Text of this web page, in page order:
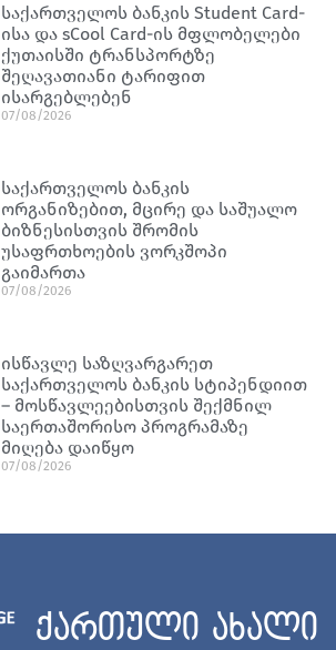
საქართველოს ბანკის Student Card-
ისა და sCool Card-ის მფლობელები
ქუთაისში ტრანსპორტზე
შეღავათიანი ტარიფით
ისარგებლებენ
07/08/2026
საქართველოს ბანკის
ორგანიზებით, მცირე და საშუალო
ბიზნესისთვის შრომის
უსაფრთხოების ვორკშოპი
გაიმართა
07/08/2026
ისწავლე საზღვარგარეთ
საქართველოს ბანკის სტიპენდიით
– მოსწავლეებისთვის შექმნილ
საერთაშორისო პროგრამაზე
მიღება დაიწყო
07/08/2026
ქართული ახალი